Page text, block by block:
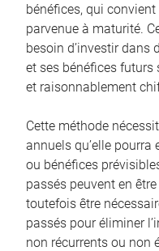
bénéfices, qui
parvenue à maturité.
besoin d’investir dans
et ses bénéfices
et raisonnablement
Cette méthode
annuels qu’elle pourra
ou bénéfices
passés peuvent en
toutefois être
passés pour éliminer
non récurrents ou non